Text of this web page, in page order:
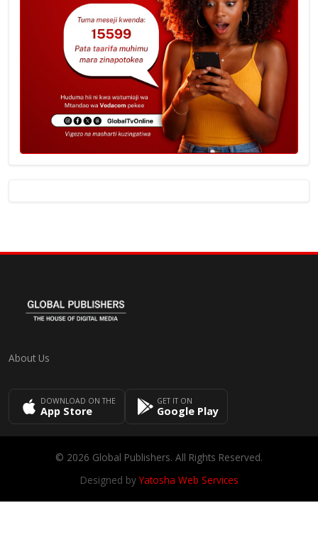
About Us
DOWNLOAD ON THE
App Store
GET IT ON
Google Play
© 2026 Global Publishers. All Rights Reserved.
Designed byYatosha Web Services